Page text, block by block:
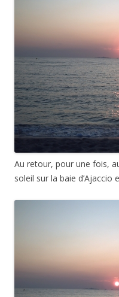
Au retour, pour une fois,
soleil sur la baie d’Ajaccio